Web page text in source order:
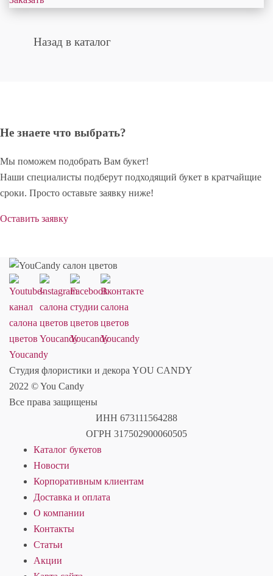
Назад в каталог
Не знаете что выбрать?
Мы поможем подобрать Вам букет!
Наши специалисты подберут подходящий букет в кратчайщие
сроки. Просто оставьте заявку ниже!
Оставить заявку
Студия флористики и декора YOU CANDY
2022 © You Candy
Все права защищены
ИНН 673111564288
ОГРН 317502900060505
Каталог букетов
Новости
Корпоративным клиентам
Доставка и оплата
О компании
Контакты
Статьи
Акции